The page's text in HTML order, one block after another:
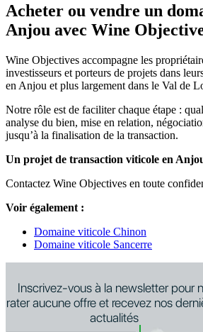
Acheter ou vendre un
Anjou avec Wine
Wine Objectives accompagne les
investisseurs et porteurs de projets dans
en Anjou et plus largement dans le Val de
Notre rôle est de faciliter chaque étape :
analyse du bien, mise en relation,
jusqu’à la finalisation de la transaction.
Un projet de transaction viticole en
Contactez Wine Objectives en toute
Voir également :
Domaine viticole Chinon
Domaine viticole Sancerre
Inscrivez-vous à la newsletter pour
rater aucune offre et recevez nos
actualités